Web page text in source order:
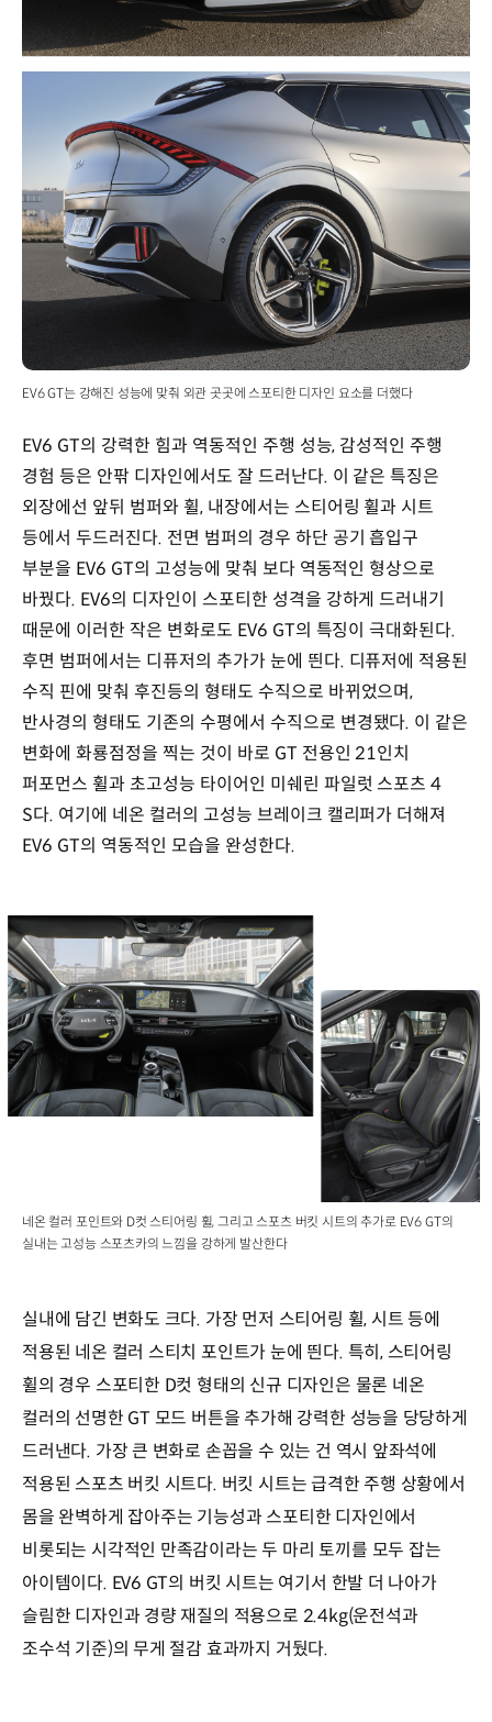
EV6 GT는 강해진 성능에 맞춰 외관 곳곳에 스포티한 디자인 요소를 더했다
EV6 GT의 강력한 힘과 역동적인 주행 성능, 감성적인 주행
경험 등은 안팎 디자인에서도 잘 드러난다. 이 같은 특징은
외장에선 앞뒤 범퍼와 휠, 내장에서는 스티어링 휠과 시트
등에서 두드러진다. 전면 범퍼의 경우 하단 공기 흡입구
부분을 EV6 GT의 고성능에 맞춰 보다 역동적인 형상으로
바꿨다. EV6의 디자인이 스포티한 성격을 강하게 드러내기
때문에 이러한 작은 변화로도 EV6 GT의 특징이 극대화된다.
후면 범퍼에서는 디퓨저의 추가가 눈에 띈다. 디퓨저에 적용된
수직 핀에 맞춰 후진등의 형태도 수직으로 바뀌었으며,
반사경의 형태도 기존의 수평에서 수직으로 변경됐다. 이 같은
변화에 화룡점정을 찍는 것이 바로 GT 전용인 21인치
퍼포먼스 휠과 초고성능 타이어인 미쉐린 파일럿 스포츠 4
S다. 여기에 네온 컬러의 고성능 브레이크 캘리퍼가 더해져
EV6 GT의 역동적인 모습을 완성한다.
네온 컬러 포인트와 D컷 스티어링 휠, 그리고 스포츠 버킷 시트의 추가로 EV6 GT의
실내는 고성능 스포츠카의 느낌을 강하게 발산한다
실내에 담긴 변화도 크다. 가장 먼저 스티어링 휠, 시트 등에
적용된 네온 컬러 스티치 포인트가 눈에 띈다. 특히, 스티어링
휠의 경우 스포티한 D컷 형태의 신규 디자인은 물론 네온
컬러의 선명한 GT 모드 버튼을 추가해 강력한 성능을 당당하게
드러낸다. 가장 큰 변화로 손꼽을 수 있는 건 역시 앞좌석에
적용된 스포츠 버킷 시트다. 버킷 시트는 급격한 주행 상황에서
몸을 완벽하게 잡아주는 기능성과 스포티한 디자인에서
비롯되는 시각적인 만족감이라는 두 마리 토끼를 모두 잡는
아이템이다. EV6 GT의 버킷 시트는 여기서 한발 더 나아가
슬림한 디자인과 경량 재질의 적용으로 2.4kg(운전석과
조수석 기준)의 무게 절감 효과까지 거뒀다.